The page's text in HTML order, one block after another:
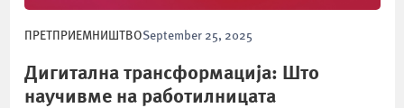
ПРЕТПРИЕМНИШТВОSeptember 25, 2025
Дигитална трансформација: Што
научивме на работилницата